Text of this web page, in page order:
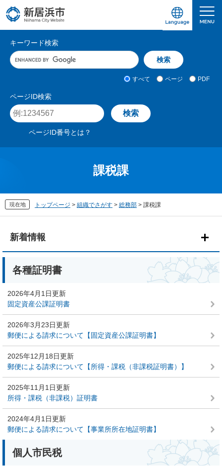
ー
ニ
愛媛県新居浜市ホームページ｜四国屈指の臨海
キーワード検索
キ
ー
ド
力
すべて ページ PDF
ページID検索
ペ
ー
D
ページID番号とは？
課税課
現在地 トップページ > 組織でさがす > 総務部 > 課税課
新着情報
各種証明書
2026年4月1日更新
固定資産公課証明書
2026年3月23日更新
郵便による請求について【固定資産公課証明書】
2025年12月18日更新
郵便による請求について【所得・課税（非課税証明書）】
2025年11月1日更新
所得・課税（非課税）証明書
2024年4月1日更新
郵便による請求について【事業所所在地証明書】
個人市民税